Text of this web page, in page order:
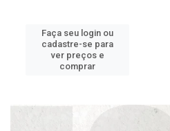
Faça seu login ou
cadastre-se para
ver preços e
comprar